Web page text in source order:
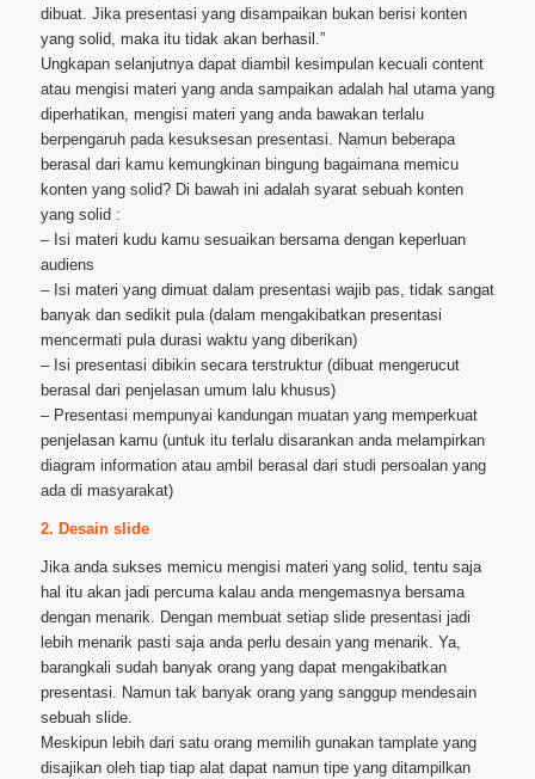
dibuat. Jika presentasi yang disampaikan bukan berisi konten
yang solid, maka itu tidak akan berhasil.”
Ungkapan selanjutnya dapat diambil kesimpulan kecuali content
atau mengisi materi yang anda sampaikan adalah hal utama yang
diperhatikan, mengisi materi yang anda bawakan terlalu
berpengaruh pada kesuksesan presentasi. Namun beberapa
berasal dari kamu kemungkinan bingung bagaimana memicu
konten yang solid? Di bawah ini adalah syarat sebuah konten
yang solid :
– Isi materi kudu kamu sesuaikan bersama dengan keperluan
audiens
– Isi materi yang dimuat dalam presentasi wajib pas, tidak sangat
banyak dan sedikit pula (dalam mengakibatkan presentasi
mencermati pula durasi waktu yang diberikan)
– Isi presentasi dibikin secara terstruktur (dibuat mengerucut
berasal dari penjelasan umum lalu khusus)
– Presentasi mempunyai kandungan muatan yang memperkuat
penjelasan kamu (untuk itu terlalu disarankan anda melampirkan
diagram information atau ambil berasal dari studi persoalan yang
ada di masyarakat)
2. Desain slide
Jika anda sukses memicu mengisi materi yang solid, tentu saja
hal itu akan jadi percuma kalau anda mengemasnya bersama
dengan menarik. Dengan membuat setiap slide presentasi jadi
lebih menarik pasti saja anda perlu desain yang menarik. Ya,
barangkali sudah banyak orang yang dapat mengakibatkan
presentasi. Namun tak banyak orang yang sanggup mendesain
sebuah slide.
Meskipun lebih dari satu orang memilih gunakan tamplate yang
disajikan oleh tiap tiap alat dapat namun tipe yang ditampilkan